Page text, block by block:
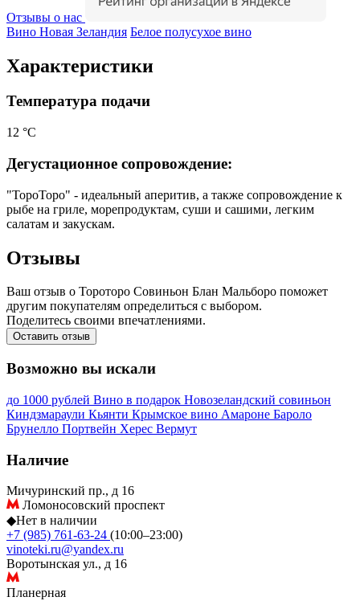
Отзывы о нас
Вино Новая Зеландия Белое полусухое вино
Характеристики
Температура подачи
12 °С
Дегустационное сопровождение:
"ТороТоро" - идеальный аперитив, а также сопровождение к
рыбе на гриле, морепродуктам, суши и сашими, легким
салатам и закускам.
Отзывы
Ваш отзыв о Тороторо Совиньон Блан Мальборо поможет
другим покупателям определиться с выбором.
Поделитесь своими впечатлениями.
Оставить отзыв
Возможно вы искали
до 1000 рублей Вино в подарок Новозеландский совиньон
Киндзмараули Кьянти Крымское вино Амароне Бароло
Брунелло Портвейн Херес Вермут
Наличие
Мичуринский пр., д 16
Ломоносовский проспект
◆Нет в наличии
+7 (985) 761-63-24 (10:00–23:00)
vinoteki.ru@yandex.ru
Воротынская ул., д 16
Планерная